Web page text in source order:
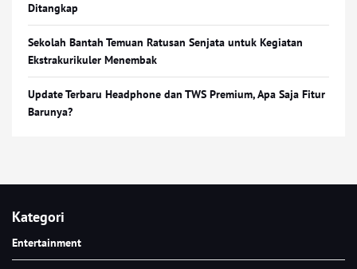
Ditangkap
Sekolah Bantah Temuan Ratusan Senjata untuk Kegiatan
Ekstrakurikuler Menembak
Update Terbaru Headphone dan TWS Premium, Apa Saja Fitur
Barunya?
Kategori
Entertainment